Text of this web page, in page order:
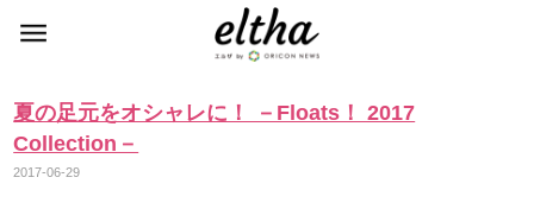
夏の足元をオシャレに！ －Floats！ 2017
Collection－
2017-06-29